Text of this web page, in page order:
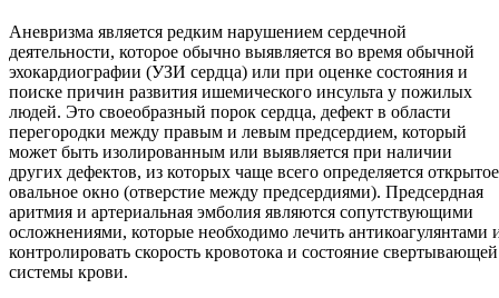
Аневризма является редким нарушением сердечной
деятельности, которое обычно выявляется во время обычной
эхокардиографии (УЗИ сердца) или при оценке состояния и
поиске причин развития ишемического инсульта у пожилых
людей. Это своеобразный порок сердца, дефект в области
перегородки между правым и левым предсердием, который
может быть изолированным или выявляется при наличии
других дефектов, из которых чаще всего определяется открытое
овальное окно (отверстие между предсердиями). Предсердная
аритмия и артериальная эмболия являются сопутствующими
осложнениями, которые необходимо лечить антикоагулянтами
контролировать скорость кровотока и состояние свертывающей
системы крови.